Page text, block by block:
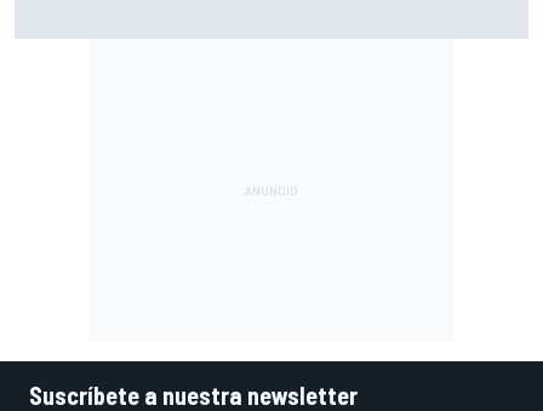
Suscríbete a nuestra newsletter